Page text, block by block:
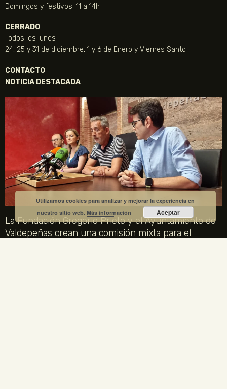
Domingos y festivos: 11 a 14h
CERRADO
Todos los lunes
24, 25 y 31 de diciembre, 1 y 6 de Enero y Viernes Santo
CONTACTO
NOTICIA DESTACADA
La Fundación Gregorio Prieto y el Ayuntamiento de
Valdepeñas crean una comisión mixta para el
Utilizamos cookies para analizar y mejorar la experiencia en
nuestro sitio web.Más información Aceptar